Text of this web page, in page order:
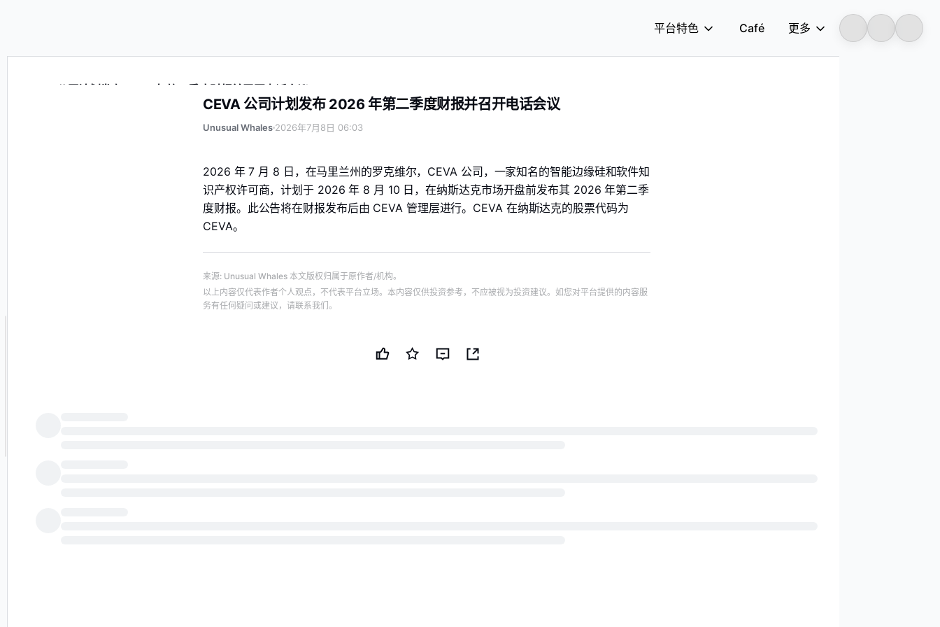
平台特色 Café 更多
CEVA 公司计划发布 2026 年第二季度财报并召开电话会议
CEVA 公司计划发布 2026 年第二季度财报并召开电话会议
Unusual Whales 2026年7月8日 06:03
2026 年 7 月 8 日，在马里兰州的罗克维尔，CEVA 公司，一家知名的智能边缘硅和软件知
识产权许可商，计划于 2026 年 8 月 10 日，在纳斯达克市场开盘前发布其 2026 年第二季
度财报。此公告将在财报发布后由 CEVA 管理层进行。CEVA 在纳斯达克的股票代码为
CEVA。
来源: Unusual Whales 本文版权归属于原作者/机构。
以上内容仅代表作者个人观点，不代表平台立场。本内容仅供投资参考，不应被视为投资建议。如您对平台提供的内容服
务有任何疑问或建议，请联系我们。